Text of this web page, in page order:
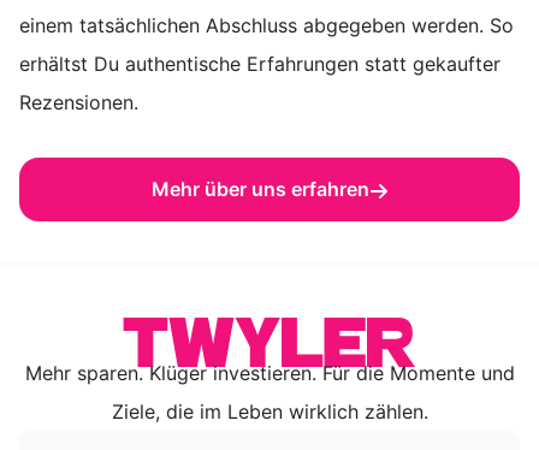
einem tatsächlichen Abschluss abgegeben werden. So
erhältst Du authentische Erfahrungen statt gekaufter
Rezensionen.
Mehr über uns erfahren
Mehr sparen. Klüger investieren. Für die Momente und
Ziele, die im Leben wirklich zählen.